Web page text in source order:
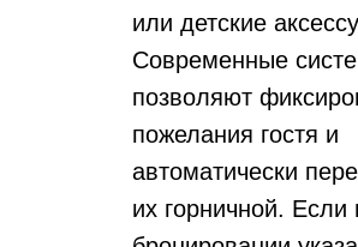
или детские
Современные
позволяют
пожелания гостя и
автоматически
их горничной. Если